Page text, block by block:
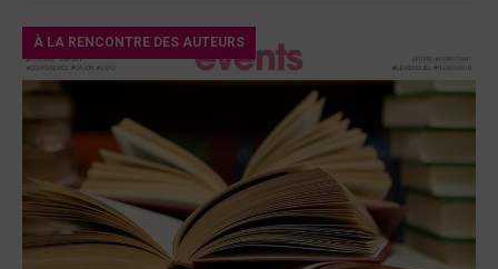
À LA RENCONTRE DES AUTEURS